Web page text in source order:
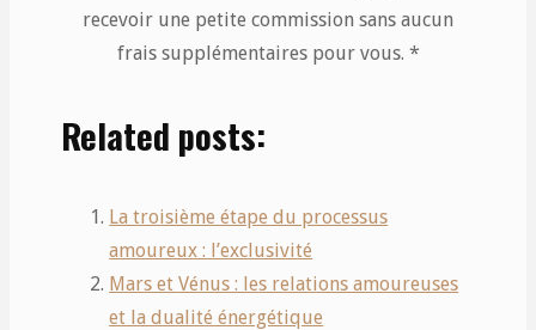
recevoir une petite commission sans aucun
frais supplémentaires pour vous. *
Related posts:
La troisième étape du processus
amoureux : l’exclusivité
Mars et Vénus : les relations amoureuses
et la dualité énergétique